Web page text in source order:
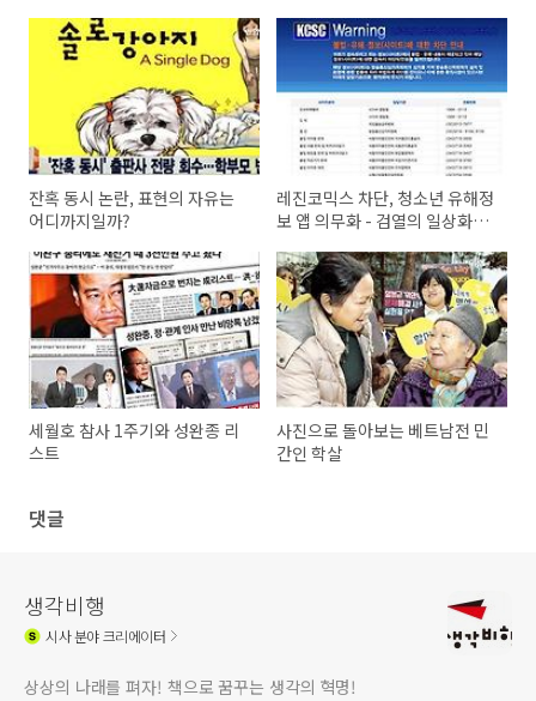
잔혹 동시 논란, 표현의 자유는
어디까지일까?
레진코믹스 차단, 청소년 유해정
보 앱 의무화 - 검열의 일상화가
세월호 참사 1주기와 성완종 리
스트
사진으로 돌아보는 베트남전 민
간인 학살
댓글
생각비행
시사분야 크리에이터
상상의 나래를 펴자! 책으로 꿈꾸는 생각의 혁명!